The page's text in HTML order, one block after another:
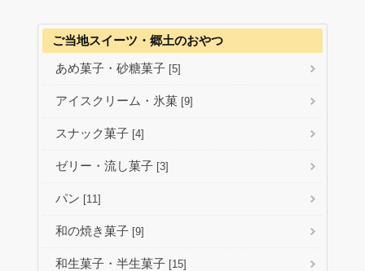
ご当地スイーツ・郷土のおやつ
あめ菓子・砂糖菓子 [5]
アイスクリーム・氷菓 [9]
スナック菓子 [4]
ゼリー・流し菓子 [3]
パン [11]
和の焼き菓子 [9]
和生菓子・半生菓子 [15]